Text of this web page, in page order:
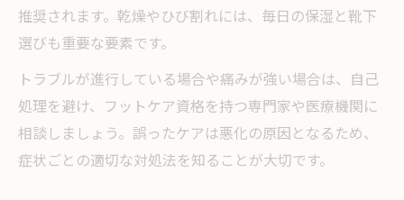
推奨されます。乾燥やひび割れには、毎日の保湿と靴下
選びも重要な要素です。
トラブルが進行している場合や痛みが強い場合は、自己
処理を避け、フットケア資格を持つ専門家や医療機関に
相談しましょう。誤ったケアは悪化の原因となるため、
症状ごとの適切な対処法を知ることが大切です。